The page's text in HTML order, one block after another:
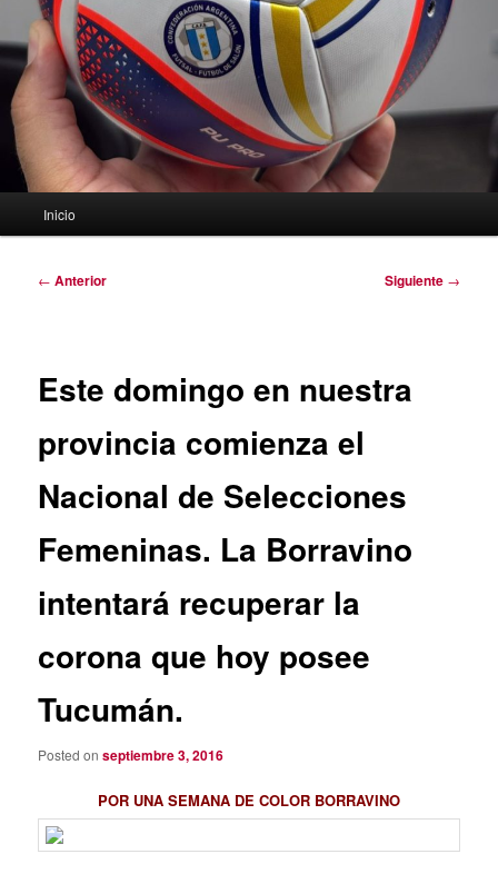
Inicio
Navegación
← Anterior Siguiente →
Este domingo en nuestra
provincia comienza el
Nacional de Selecciones
Femeninas. La Borravino
intentará recuperar la
corona que hoy posee
Tucumán.
Posted onseptiembre 3, 2016
POR UNA SEMANA DE COLOR BORRAVINO